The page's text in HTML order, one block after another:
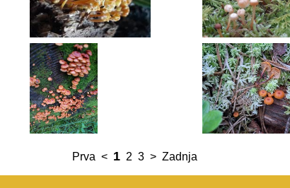
Prva < 1 2 3 > Zadnja